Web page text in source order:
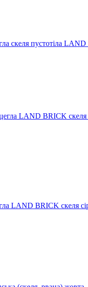
скеля пустотіла
LAND BRICK скеля